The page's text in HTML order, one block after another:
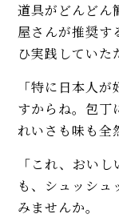
道具がどんどん
屋さんが推奨す
ひ実践していた
「特に日本人
すからね。包丁
れいさも味も全
「これ、おい
も、シュッシュ
みませんか。